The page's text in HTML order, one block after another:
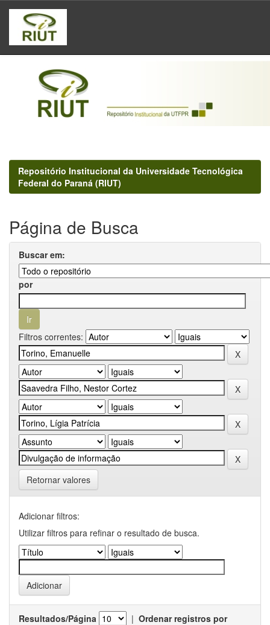
Skip
navigation
Repositório Institucional da Universidade Tecnológica
Federal do Paraná (RIUT)
Página de Busca
Buscar em:
por
Filtros correntes:
Retornar valores
Adicionar filtros:
Utilizar filtros para refinar o resultado de busca.
Resultados/Página | Ordenar registros por